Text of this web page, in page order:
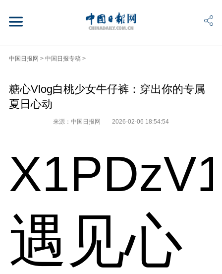
中国日报网 > 中国日报专稿 >
糖心Vlog白桃少女牛仔裤：穿出你的专属
夏日心动
来源：中国日报网 2026-02-06 18:54:54
遇见心